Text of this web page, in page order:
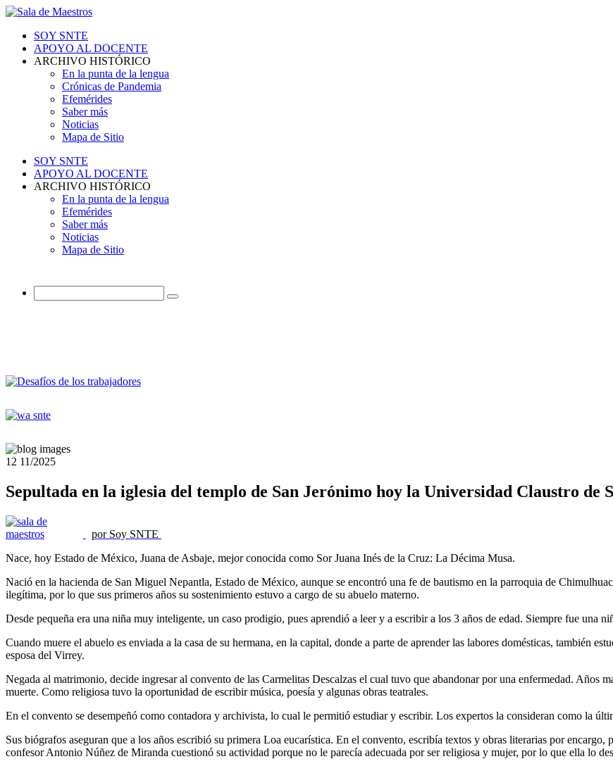
SOY SNTE
APOYO AL DOCENTE
ARCHIVO HISTÓRICO
En la punta de la lengua
Crónicas de Pandemia
Efemérides
Saber más
Noticias
Mapa de Sitio
SOY SNTE
APOYO AL DOCENTE
ARCHIVO HISTÓRICO
En la punta de la lengua
Efemérides
Saber más
Noticias
Mapa de Sitio
12 11/2025
Sepultada en la iglesia del templo de San Jerónimo hoy la Universidad Claustro de
por Soy SNTE
Nace, hoy Estado de México, Juana de Asbaje, mejor conocida como Sor Juana Inés de la Cruz: La Décima Musa.
Nació en la hacienda de San Miguel Nepantla, Estado de México, aunque se encontró una fe de bautismo en la parroquia de
ilegítima, por lo que sus primeros años su sostenimiento estuvo a cargo de su abuelo materno.
Desde pequeña era una niña muy inteligente, un caso prodigio, pues aprendió a leer y a escribir a los 3 años de edad. Siempre fue una
Cuando muere el abuelo es enviada a la casa de su hermana, en la capital, donde a parte de aprender las labores domésticas, también
esposa del Virrey.
Negada al matrimonio, decide ingresar al convento de las Carmelitas Descalzas el cual tuvo que abandonar por una enfermedad. Años
muerte. Como religiosa tuvo la oportunidad de escribir música, poesía y algunas obras teatrales.
En el convento se desempeñó como contadora y archivista, lo cual le permitió estudiar y escribir. Los expertos la consideran como la
Sus biógrafos aseguran que a los años escribió su primera Loa eucarística. En el convento, escribía textos y obras literarias por encargo,
confesor Antonio Núñez de Miranda cuestionó su actividad porque no le parecía adecuada por ser religiosa y mujer, por lo que ella lo